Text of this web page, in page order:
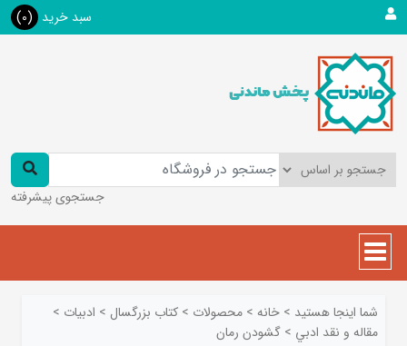
سبد خرید (0)
جستجوی پیشرفته
شما اینجا هستید > خانه > محصولات > کتاب بزرگسال > ادبیات >
مقاله و نقد ادبي > گشودن رمان